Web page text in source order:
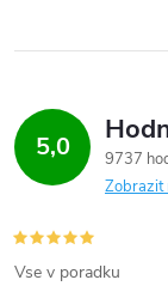
5,0
9737
Zobrazit
Vse v poradku